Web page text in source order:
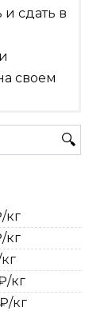
и сдать в
своем
кг
кг
кг
₽/кг